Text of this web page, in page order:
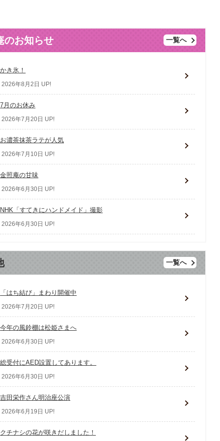
のお知らせ 一覧へ
かき氷！
2026年8月2日 UP!
7月のお休み
2026年7月20日 UP!
お濃茶抹茶ラテが人気
2026年7月10日 UP!
金照庵の甘味
2026年6月30日 UP!
NHK「すてきにハンドメイド」撮影
2026年6月30日 UP!
一覧へ
「はち結び」まわり開催中
2026年7月20日 UP!
今年の風鈴棚は松姫さまへ
2026年6月30日 UP!
総受付にAED設置してあります。
2026年6月30日 UP!
吉田栄作さん明治座公演
2026年6月19日 UP!
クチナシの花が咲きだしました！